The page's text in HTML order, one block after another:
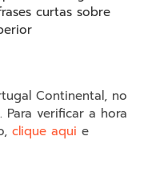
curtas sobre
Continental, no
verificar a hora
clique aqui e